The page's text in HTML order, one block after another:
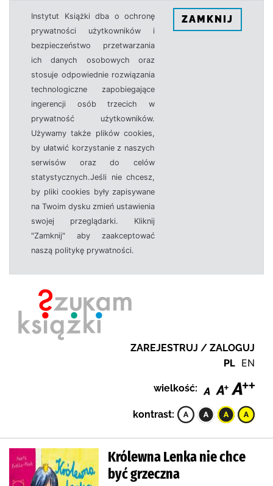
Instytut Książki dba o ochronę
prywatności użytkowników i
bezpieczeństwo przetwarzania
ich danych osobowych oraz
stosuje odpowiednie rozwiązania
technologiczne zapobiegające
ingerencji osób trzecich w
prywatność użytkowników.
Używamy także plików cookies,
by ułatwić korzystanie z naszych
serwisów oraz do celów
statystycznych.Jeśli nie chcesz,
by pliki cookies były zapisywane
na Twoim dysku zmień ustawienia
swojej przeglądarki. Kliknij
"Zamknij" aby zaakceptować
naszą politykę prywatności.
ZAMKNIJ
ZAREJESTRUJ / ZALOGUJ
PL EN
wielkość:
kontrast:
Królewna Lenka nie chce
być grzeczna